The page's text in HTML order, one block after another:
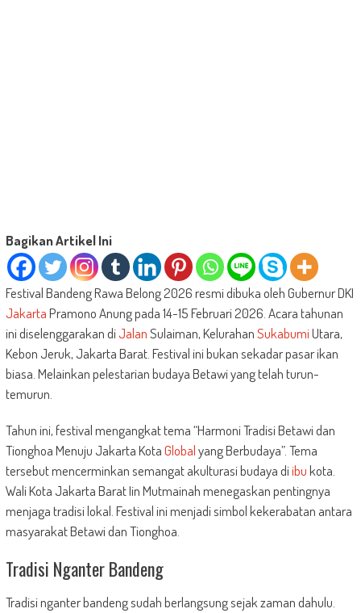
Bagikan Artikel Ini
Festival Bandeng Rawa Belong 2026 resmi dibuka oleh Gubernur DKI
JakartaPramono Anung pada 14-15 Februari 2026. Acara tahunan
ini diselenggarakan diJalanSulaiman, KelurahanSukabumiUtara,
Kebon Jeruk, Jakarta Barat. Festival ini bukan sekadar pasar ikan
biasa. Melainkan pelestarian budaya Betawi yang telah turun-
temurun.
Tahun ini, festival mengangkat tema “Harmoni Tradisi Betawi dan
Tionghoa Menuju Jakarta KotaGlobalyang Berbudaya”. Tema
tersebut mencerminkan semangat akulturasi budaya diibukota.
Wali Kota Jakarta Barat Iin Mutmainah menegaskan pentingnya
menjaga tradisi lokal. Festival ini menjadi simbol kekerabatan antara
masyarakat Betawi dan Tionghoa.
Tradisi Nganter Bandeng
Tradisi nganter bandeng sudah berlangsung sejak zaman dahulu.